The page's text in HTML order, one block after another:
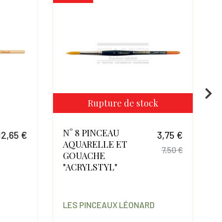
€
Rupture de stock
N° 8 PINCEAU
AQUARELLE ET
GOUACHE
"ACRYLSTYL"
3,75 €
7,50 €
LES PINCEAUX LÉONARD